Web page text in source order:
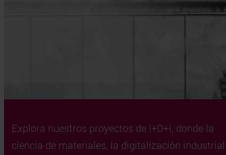
Explora nuestros proyectos de I+D+i, donde la
ciencia de materiales, la digitalización industrial